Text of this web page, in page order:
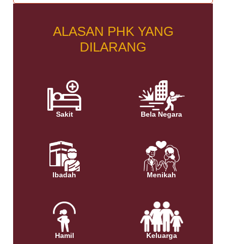
ALASAN PHK YANG
DILARANG
Sakit Bela Negara
Ibadah Menikah
Hamil Keluarga